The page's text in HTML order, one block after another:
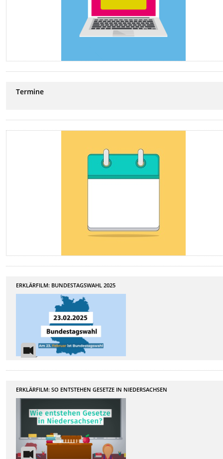
Termine
ERKLÄRFILM: BUNDESTAGSWAHL 2025
ERKLÄRFILM: SO ENTSTEHEN GESETZE IN NIEDERSACHSEN